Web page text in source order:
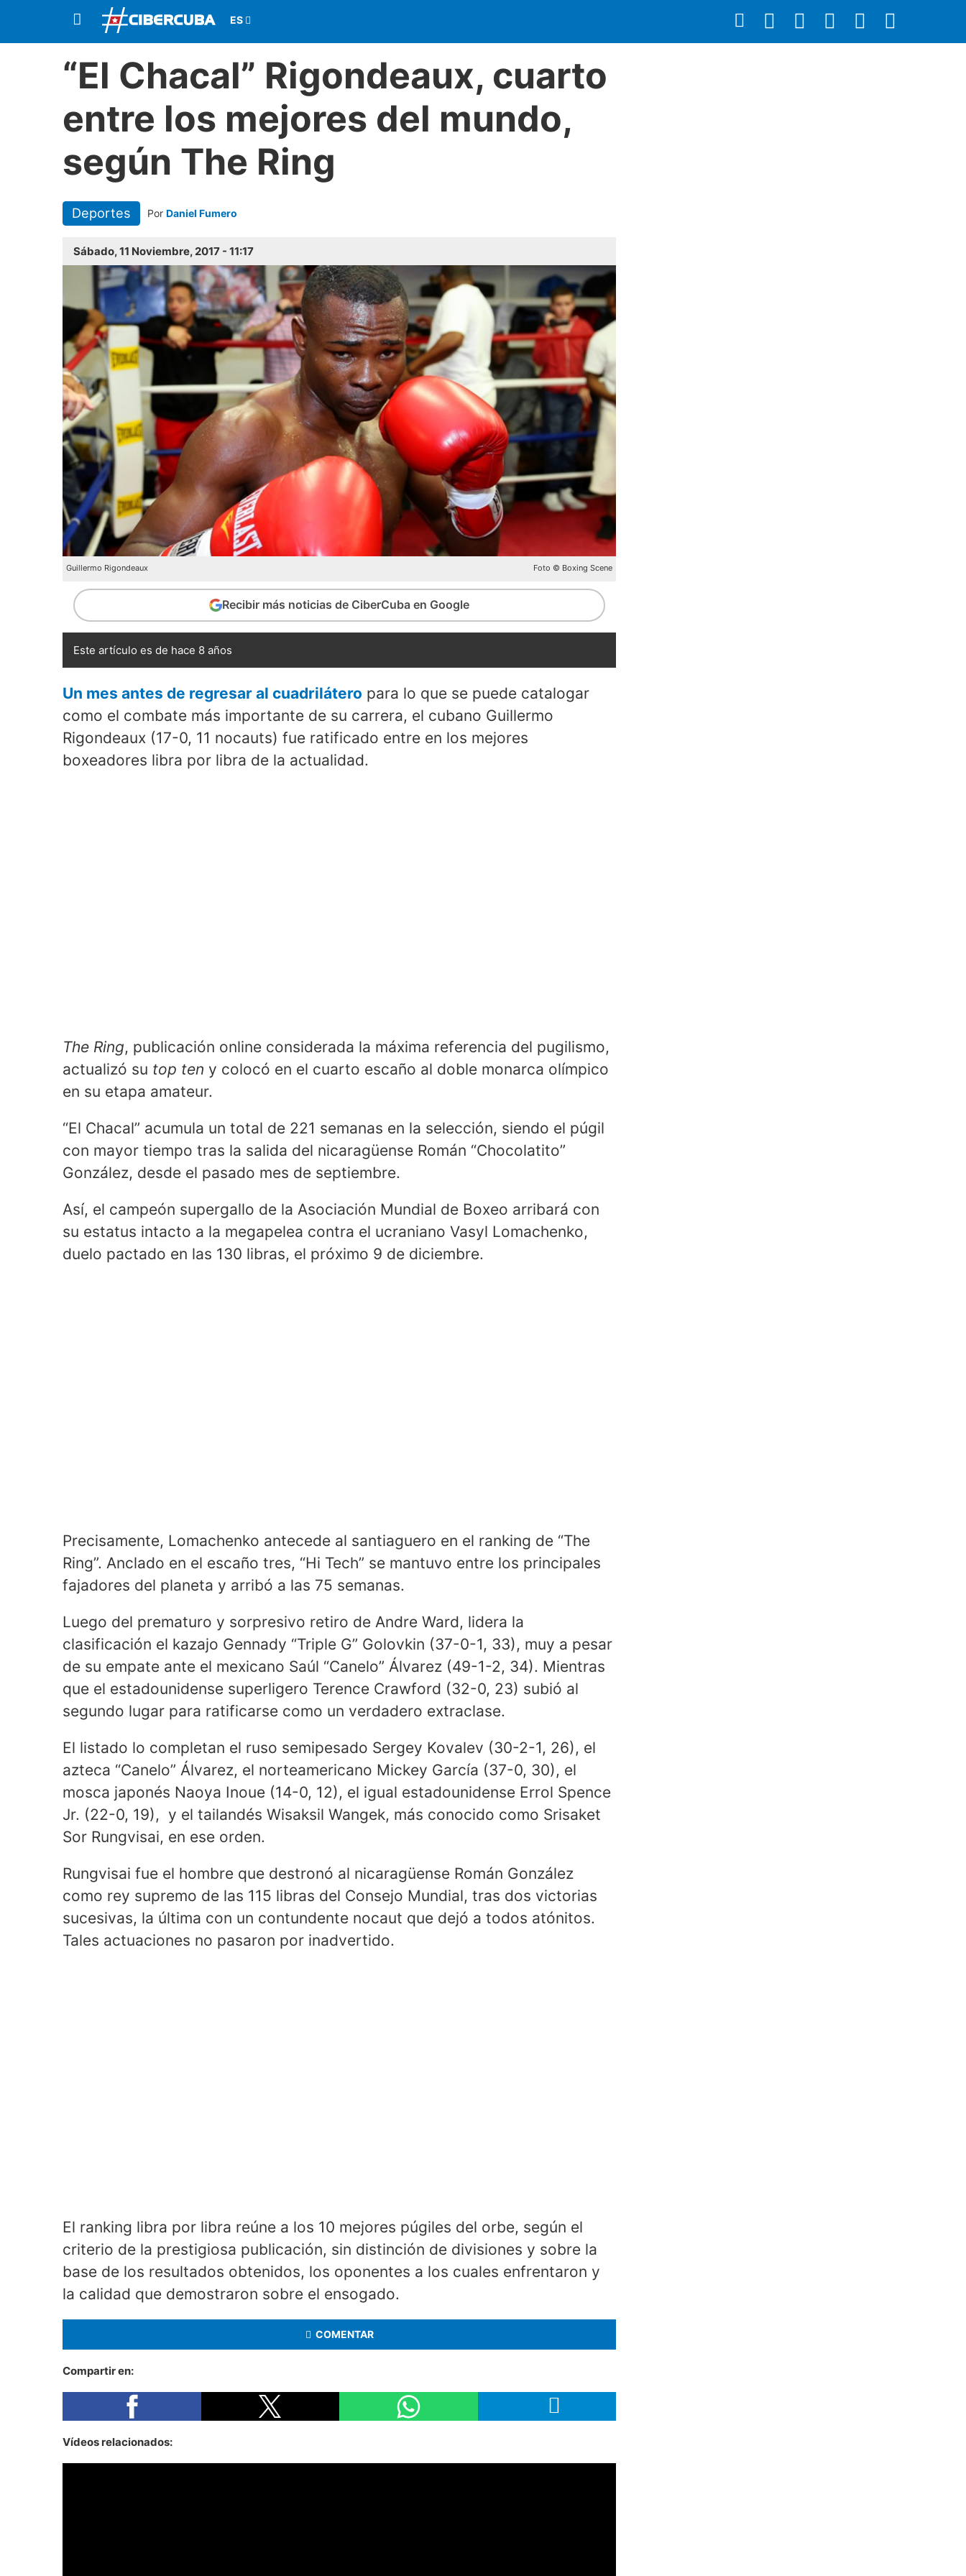
“El Chacal” Rigondeaux, cuarto
entre los mejores del mundo,
según The Ring
Deportes Por Daniel Fumero
Sábado, 11 Noviembre, 2017 - 11:17
Guillermo Rigondeaux Foto © Boxing Scene
Recibir más noticias de CiberCuba en Google
Este artículo es de hace 8 años
Un mes antes de regresar al cuadrilátero para lo que se puede catalogar
como el combate más importante de su carrera, el cubano Guillermo
Rigondeaux (17-0, 11 nocauts) fue ratificado entre en los mejores
boxeadores libra por libra de la actualidad.
The Ring, publicación online considerada la máxima referencia del pugilismo,
actualizó su top ten y colocó en el cuarto escaño al doble monarca olímpico
en su etapa amateur.
“El Chacal” acumula un total de 221 semanas en la selección, siendo el púgil
con mayor tiempo tras la salida del nicaragüense Román “Chocolatito”
González, desde el pasado mes de septiembre.
Así, el campeón supergallo de la Asociación Mundial de Boxeo arribará con
su estatus intacto a la megapelea contra el ucraniano Vasyl Lomachenko,
duelo pactado en las 130 libras, el próximo 9 de diciembre.
Precisamente, Lomachenko antecede al santiaguero en el ranking de “The
Ring”. Anclado en el escaño tres, “Hi Tech” se mantuvo entre los principales
fajadores del planeta y arribó a las 75 semanas.
Luego del prematuro y sorpresivo retiro de Andre Ward, lidera la
clasificación el kazajo Gennady “Triple G” Golovkin (37-0-1, 33), muy a pesar
de su empate ante el mexicano Saúl “Canelo” Álvarez (49-1-2, 34). Mientras
que el estadounidense superligero Terence Crawford (32-0, 23) subió al
segundo lugar para ratificarse como un verdadero extraclase.
El listado lo completan el ruso semipesado Sergey Kovalev (30-2-1, 26), el
azteca “Canelo” Álvarez, el norteamericano Mickey García (37-0, 30), el
mosca japonés Naoya Inoue (14-0, 12), el igual estadounidense Errol Spence
Jr. (22-0, 19), y el tailandés Wisaksil Wangek, más conocido como Srisaket
Sor Rungvisai, en ese orden.
Rungvisai fue el hombre que destronó al nicaragüense Román González
como rey supremo de las 115 libras del Consejo Mundial, tras dos victorias
sucesivas, la última con un contundente nocaut que dejó a todos atónitos.
Tales actuaciones no pasaron por inadvertido.
El ranking libra por libra reúne a los 10 mejores púgiles del orbe, según el
criterio de la prestigiosa publicación, sin distinción de divisiones y sobre la
base de los resultados obtenidos, los oponentes a los cuales enfrentaron y
la calidad que demostraron sobre el ensogado.
COMENTAR
Compartir en:
Vídeos relacionados: